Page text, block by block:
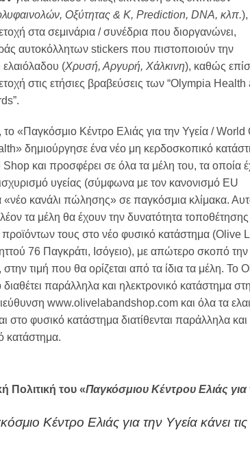
Οξύτητας & Κ, Prediction, DNA, κλπ.),
στα σεμινάρια / συνέδρια που διοργανώνει,
αυτοκόλλητων stickers που πιστοποιούν την
ελαιόλαδου (Χρυσή, Αργυρή, Χάλκινη), καθώς
στις ετήσιες βραβεύσεις των “Olympia Health
«Παγκόσμιο Κέντρο Ελιάς για την Υγεία / World
δημιούργησε ένα νέο μη κερδοσκοπικό
και προσφέρει σε όλα τα μέλη του, τα οποία
υγείας (σύμφωνα με τον κανονισμό EU
κανάλι πώλησης» σε παγκόσμια κλίμακα.
τα μέλη θα έχουν την δυνατότητα
τους στο νέο φυσικό κατάστημα (Olive
76 Παγκράτι, Ισόγειο), με απώτερο σκοπό την
τιμή που θα ορίζεται από τα ίδια τα μέλη. Το
παράλληλα και ηλεκτρονικό κατάστημα
www.olivelabandshop.com και όλα τα
στο φυσικό κατάστημα διατίθενται παράλληλα
κατάστημα.
Πολιτική του «Παγκόσμιου Κέντρου Ελιάς για
Κέντρο Ελιάς για την Υγεία κάνει